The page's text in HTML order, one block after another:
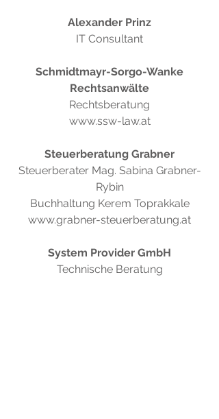
Alexander Prinz
IT Consultant
Schmidtmayr-Sorgo-Wanke
Rechtsanwälte
Rechtsberatung
www.ssw-law.at
Steuerberatung Grabner
Steuerberater Mag. Sabina Grabner-
Rybin
Buchhaltung Kerem Toprakkale
www.grabner-steuerberatung.at
System Provider GmbH
Technische Beratung